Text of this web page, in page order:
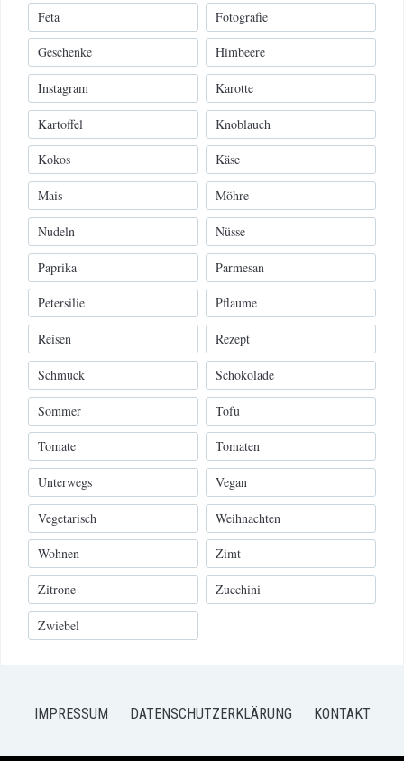
Feta Fotografie
Geschenke Himbeere
Instagram Karotte
Kartoffel Knoblauch
Kokos Käse
Mais Möhre
Nudeln Nüsse
Paprika Parmesan
Petersilie Pflaume
Reisen Rezept
Schmuck Schokolade
Sommer Tofu
Tomate Tomaten
Unterwegs Vegan
Vegetarisch Weihnachten
Wohnen Zimt
Zitrone Zucchini
Zwiebel
IMPRESSUM DATENSCHUTZERKLÄRUNG KONTAKT